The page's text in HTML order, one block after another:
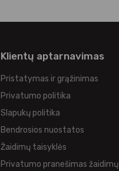
Klientų aptarnavimas
Pristatymas ir grąžinimas
Privatumo politika
Slapukų politika
Bendrosios nuostatos
Žaidimų taisyklės
Privatumo pranešimas žaidimų